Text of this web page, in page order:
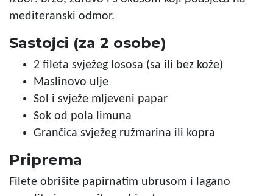
mediteranski odmor.
Sastojci (za 2 osobe)
2 fileta svježeg lososa (sa ili bez kože)
Maslinovo ulje
Sol i svježe mljeveni papar
Sok od pola limuna
Grančica svježeg ružmarina ili kopra
Priprema
Filete obrišite papirnatim ubrusom i lagano